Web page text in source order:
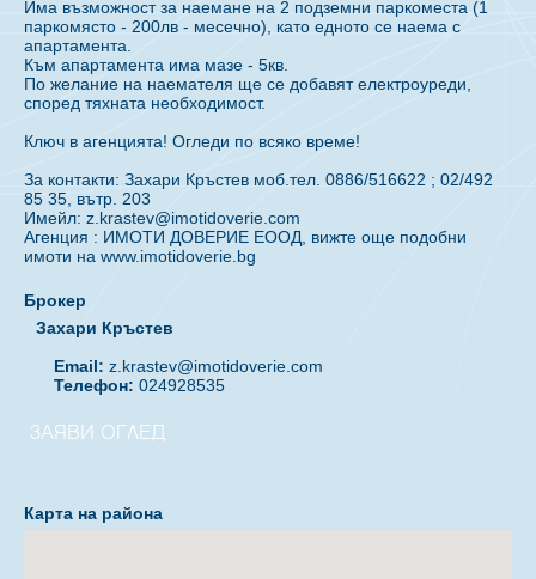
Има възможност за наемане на 2 подземни паркоместа (1
паркомясто - 200лв - месечно), като едното се наема с
апартамента.
Към апартамента има мазе - 5кв.
По желание на наемателя ще се добавят електроуреди,
според тяхната необходимост.
Ключ в агенцията! Огледи по всяко време!
За контакти: Захари Кръстев моб.тел. 0886/516622 ; 02/492
85 35, вътр. 203
Имейл: z.krastev@imotidoverie.com
Агенция : ИМОТИ ДОВЕРИЕ ЕООД, вижте още подобни
имоти на www.imotidoverie.bg
Брокер
Захари Кръстев
Email: z.krastev@imotidoverie.com
Телефон: 024928535
ЗАЯВИ ОГЛЕД
Карта на района